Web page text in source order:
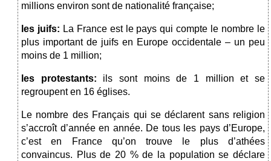
millions environ sont de nationalité française;
les juifs: La France est le pays qui compte le nombre le
plus important de juifs en Europe occidentale – un peu
moins de 1 million;
les protestants: ils sont moins de 1 million et se
regroupent en 16 églises.
Le nombre des Français qui se déclarent sans religion
s’accroît d’année en année. De tous les pays d’Europe,
c’est en France qu’on trouve le plus d’athées
convaincus. Plus de 20 % de la population se déclare